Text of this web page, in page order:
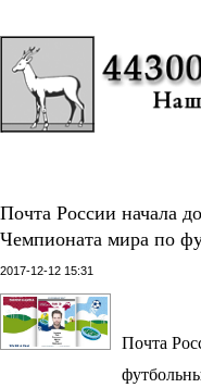
Почта России начала
Чемпионата мира по
2017-12-12 15:31
Почта